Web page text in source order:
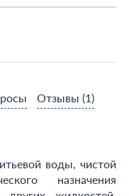
Отзывы (1)
воды, чистой
назначения